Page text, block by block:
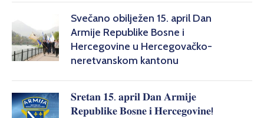
Svečano obilježen 15. april Dan
Armije Republike Bosne i
Hercegovine u Hercegovačko-
neretvanskom kantonu
𝐒𝐫𝐞𝐭𝐚𝐧 𝟏𝟓. 𝐚𝐩𝐫𝐢𝐥 𝐃𝐚𝐧 𝐀𝐫𝐦𝐢𝐣𝐞
𝐑𝐞𝐩𝐮𝐛𝐥𝐢𝐤𝐞 𝐁𝐨𝐬𝐧𝐞 𝐢 𝐇𝐞𝐫𝐜𝐞𝐠𝐨𝐯𝐢𝐧𝐞!